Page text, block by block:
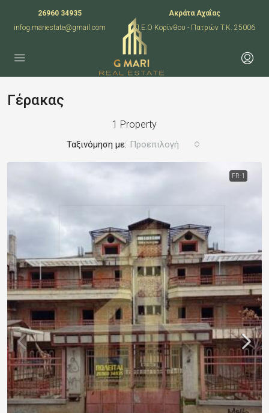
26960 34935
infog.mariestate@gmail.com
Ακράτα Αχαΐας
Π.Ε.Ο Κορίνθου - Πατρών T.K. 25006
Γέρακας
1 Property
Ταξινόμηση με: Προεπιλογή
FR-1